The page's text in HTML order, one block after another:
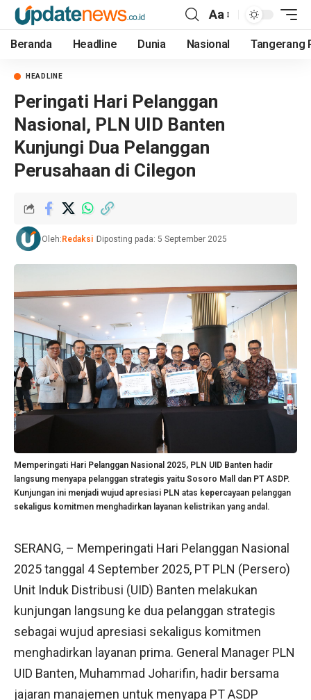
Aa
Beranda Headline Dunia Nasional Tangerang
HEADLINE
Peringati Hari Pelanggan
Nasional, PLN UID Banten
Kunjungi Dua Pelanggan
Perusahaan di Cilegon
Oleh: Redaksi Diposting pada: 5 September 2025
Memperingati Hari Pelanggan Nasional 2025, PLN UID Banten hadir
langsung menyapa pelanggan strategis yaitu Sosoro Mall dan PT ASDP.
Kunjungan ini menjadi wujud apresiasi PLN atas kepercayaan pelanggan
sekaligus komitmen menghadirkan layanan kelistrikan yang andal.
SERANG, – Memperingati Hari Pelanggan Nasional
2025 tanggal 4 September 2025, PT PLN (Persero)
Unit Induk Distribusi (UID) Banten melakukan
kunjungan langsung ke dua pelanggan strategis
sebagai wujud apresiasi sekaligus komitmen
menghadirkan layanan prima. General Manager PLN
UID Banten, Muhammad Joharifin, hadir bersama
jajaran manajemen untuk menyapa PT ASDP